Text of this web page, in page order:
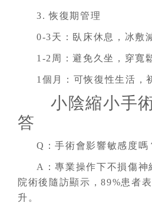
3. 恢復期管理
0-3天：臥床休息，冰敷
1-2周：避免久坐，穿寬
1個月：可恢復性生活，
小陰縮小手
答
Q：手術會影響敏感度嗎
A：專業操作下不損傷神
院術後隨訪顯示，89%患者
升。